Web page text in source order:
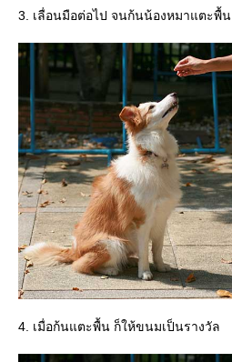
3. เลื่อนมือต่อไป จนก้นน้องหมาแตะพื้น
4. เมื่อก้นแตะพื้น ก็ให้ขนมเป็นรางวัล